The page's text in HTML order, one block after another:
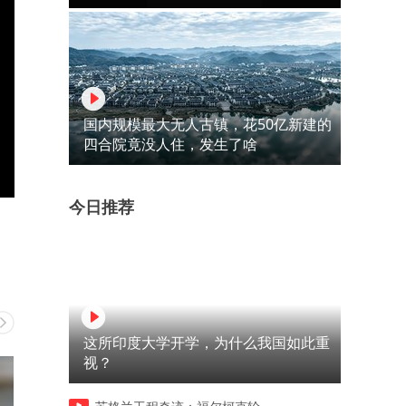
国内规模最大无人古镇，花50亿新建的
四合院竟没人住，发生了啥
今日推荐
这所印度大学开学，为什么我国如此重
视？